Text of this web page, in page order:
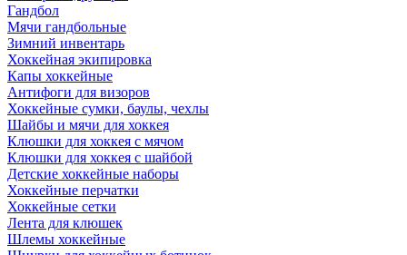
Гандбол
Мячи гандбольные
Зимний инвентарь
Хоккейная экипировка
Капы хоккейные
Антифоги для визоров
Хоккейные сумки, баулы, чехлы
Шайбы и мячи для хоккея
Клюшки для хоккея с мячом
Клюшки для хоккея с шайбой
Детские хоккейные наборы
Хоккейные перчатки
Хоккейные сетки
Лента для клюшек
Шлемы хоккейные